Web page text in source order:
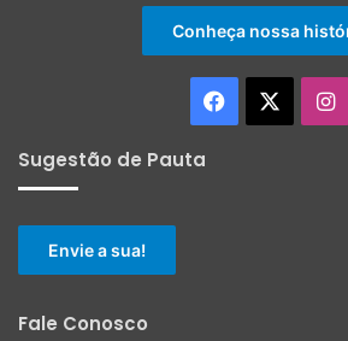
Conheça nossa
Facebook
Sugestão de Pauta
Envie a sua!
Fale Conosco